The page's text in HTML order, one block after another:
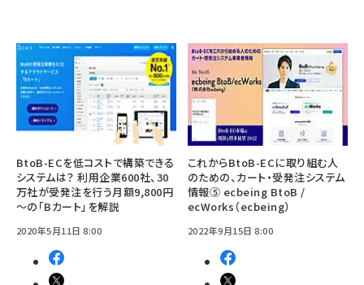
BtoB-ECを低コストで構築できる
システムは？ 利用企業600社、30
万社が受発注を行う月額9,800円
～の「Bカート」を解説
2020年5月11日 8:00
これからBtoB-ECに取り組む人
のための、カート・受発注システム
情報⑤ ecbeing BtoB /
ecWorks（ecbeing）
2022年9月15日 8:00